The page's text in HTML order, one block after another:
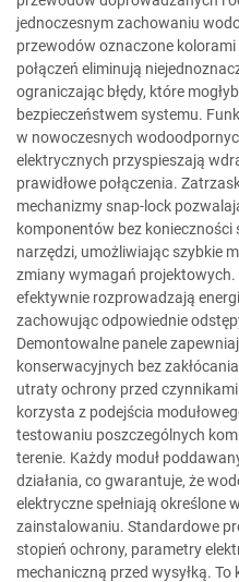
jednoczesnym zachowaniu
przewodów oznaczone
połączeń eliminują
ograniczając błędy, które
bezpieczeństwem systemu.
w nowoczesnych
elektrycznych przyspieszają
prawidłowe połączenia.
mechanizmy snap-lock
komponentów bez
narzędzi, umożliwiając szybkie
zmiany wymagań
efektywnie rozprowadzają
zachowując odpowiednie
Demontowalne panele
konserwacyjnych bez
utraty ochrony przed
korzysta z podejścia
testowaniu poszczególnych
terenie. Każdy moduł
działania, co gwarantuje, że
elektryczne spełniają określone
zainstalowaniu. Standardowe
stopień ochrony, parametry
mechaniczną przed wysyłką.